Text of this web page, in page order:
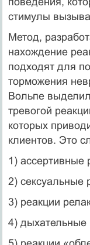
сти­мулы
Метод,
нахождение
подходят для
торможения
Вольпе
тревогой
которых
клиентов. Это
1) ассертивные
2) сексуальные
3) реакции
4) дыхательные